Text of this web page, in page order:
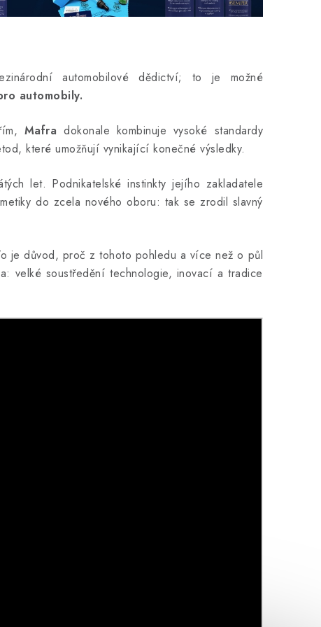
automobilové dědictví; to je možné
automobily.
Mafra dokonale kombinuje vysoké standardy
které umožňují vynikající konečné výsledky.
let. Podnikatelské instinkty jejího zakladatele
do zcela nového oboru: tak se zrodil slavný
je důvod, proč z tohoto pohledu a více než o půl
velké soustředění technologie, inovací a tradice